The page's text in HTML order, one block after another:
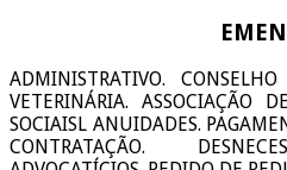
ADMINISTRATIVO.
VETERINÁRIA. ASSOCIAÇÃO
SOCIAISL ANUIDADES.
CONTRATAÇÃO.